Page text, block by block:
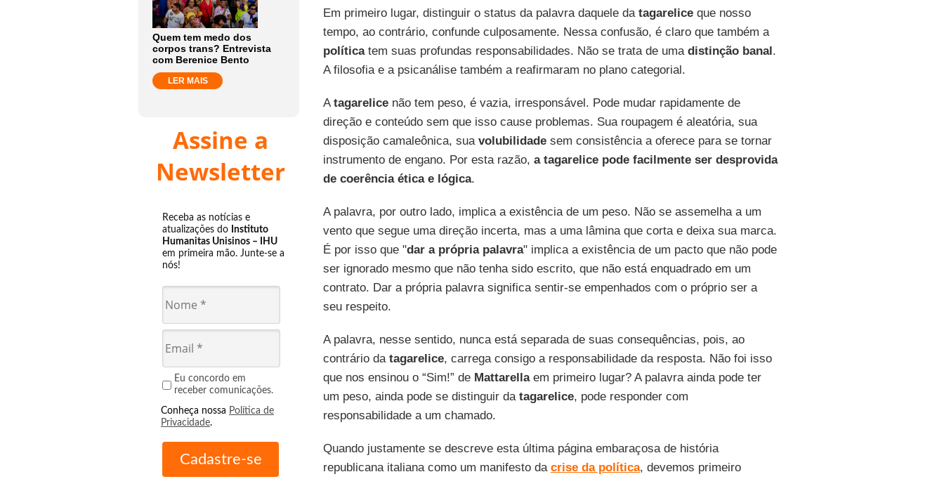
Quem tem medo dos
corpos trans? Entrevista
com Berenice Bento
LER MAIS
Assine a
Newsletter
Receba as notícias e
atualizações do Instituto
Humanitas Unisinos – IHU
em primeira mão. Junte-se a
nós!
Eu concordo em
receber comunicações.
Conheça nossa Política de
Privacidade.
Em primeiro lugar, distinguir o status da palavra daquele da tagareliceque nosso
tempo, ao contrário, confunde culposamente. Nessa confusão, é claro que também a
políticatem suas profundas responsabilidades. Não se trata de uma distinção banal.
A filosofia e a psicanálise também a reafirmaram no plano categorial.
Atagarelicenão tem peso, é vazia, irresponsável. Pode mudar rapidamente de
direção e conteúdo sem que isso cause problemas. Sua roupagem é aleatória, sua
disposição camaleônica, sua volubilidadesem consistência a oferece para se tornar
instrumento de engano. Por esta razão, a tagarelice pode facilmente ser desprovida
de coerência ética e lógica.
A palavra, por outro lado, implica a existência de um peso. Não se assemelha a um
vento que segue uma direção incerta, mas a uma lâmina que corta e deixa sua marca.
É por isso que "dar a própria palavra" implica a existência de um pacto que não pode
ser ignorado mesmo que não tenha sido escrito, que não está enquadrado em um
contrato. Dar a própria palavra significa sentir-se empenhados com o próprio ser a
seu respeito.
A palavra, nesse sentido, nunca está separada de suas consequências, pois, ao
contrário da tagarelice, carrega consigo a responsabilidade da resposta. Não foi isso
que nos ensinou o “Sim!” de Mattarellaem primeiro lugar? A palavra ainda pode ter
um peso, ainda pode se distinguir da tagarelice, pode responder com
responsabilidade a um chamado.
Quando justamente se descreve esta última página embaraçosa de história
republicana italiana como um manifesto da crise da política, devemos primeiro